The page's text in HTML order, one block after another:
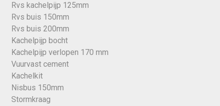
Rvs kachelpijp 125mm
Rvs buis 150mm
Rvs buis 200mm
Kachelpijp bocht
Kachelpijp verlopen 170 mm
Vuurvast cement
Kachelkit
Nisbus 150mm
Stormkraag